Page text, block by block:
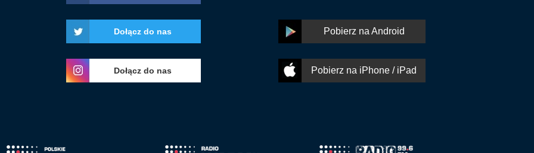
Dołącz do nas
Dołącz do nas
Pobierz na Android
Pobierz na iPhone / iPad